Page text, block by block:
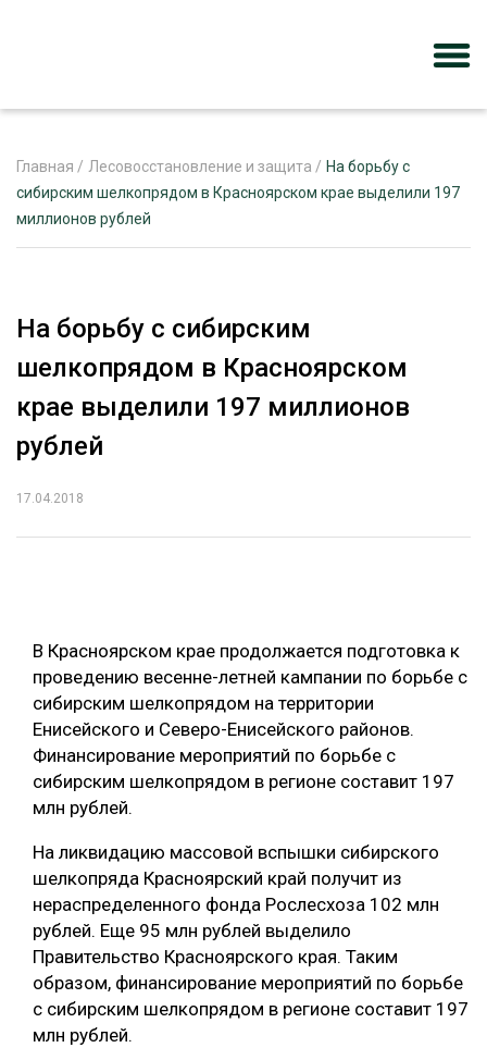
ЖУРНАЛ «ЛЕСНОЙ КОМПЛЕКС»
РЕКЛАМОДАТЕЛЯМ
ЛЕСНОЕ ХОЗЯЙСТВО
ЛОГИСТИКА
ПРОИЗВОДСТВО ДРЕВЕСНЫХ ПЛИТ
ЦБП
КОМПЛЕКСНАЯ ПЕРЕРАБОТКА
ЛЕСОПИЛЕНИЕ
ДЕРЕВЯННОЕ ДОМОСТРОЕНИЕ
БЕЗОПАСНОЕ ПРОИЗВОДСТВО
СОРТИРОВКА ДРЕВЕСИНЫ
СУШКА ДРЕВЕСИНЫ
МЕБЕЛЬНОЕ ПРОИЗВОДСТВО
ПОДБОРКИ СТАТЕЙ
ЭКСПЕРТНОЕ МНЕНИЕ
Главная / Лесовосстановление и защита / На борьбу с
сибирским шелкопрядом в Красноярском крае выделили 197
миллионов рублей
На борьбу с сибирским
шелкопрядом в Красноярском
крае выделили 197 миллионов
рублей
17.04.2018
В Красноярском крае продолжается подготовка к
проведению весенне-летней кампании по борьбе с
сибирским шелкопрядом на территории
Енисейского и Северо-Енисейского районов.
Финансирование мероприятий по борьбе с
сибирским шелкопрядом в регионе составит 197
млн рублей.
На ликвидацию массовой вспышки сибирского
шелкопряда Красноярский край получит из
нераспределенного фонда Рослесхоза 102 млн
рублей. Еще 95 млн рублей выделило
Правительство Красноярского края. Таким
образом, финансирование мероприятий по борьбе
с сибирским шелкопрядом в регионе составит 197
млн рублей.